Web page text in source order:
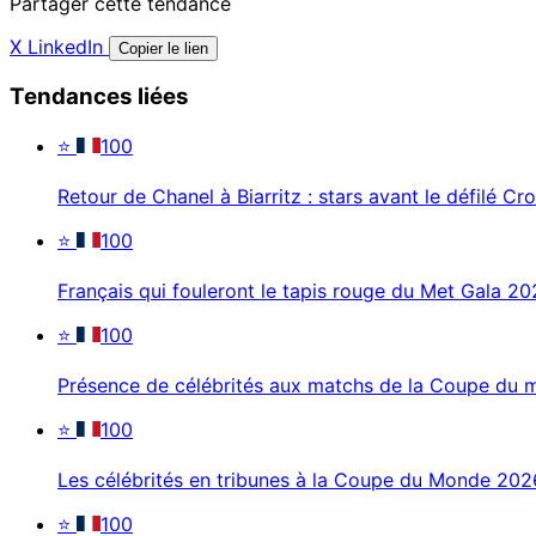
X LinkedIn Copier le lien
Tendances liées
⭐ 100
Retour de Chanel à Biarritz : stars avant le défilé
⭐
100
Français qui fouleront le tapis rouge du Met Gala
⭐
100
Présence de célébrités aux matchs de la Coupe du
⭐
100
Les célébrités en tribunes à la Coupe du Monde
⭐
100